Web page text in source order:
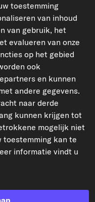
Electrisch
KMH....
toestemming
van inhoud
van gebruik, het
evalueren van onze
op het gebied
ook
en kunnen
andere gegevens.
naar derde
kunnen krijgen tot
mogelijk niet
toestemming kan te
informatie vindt u